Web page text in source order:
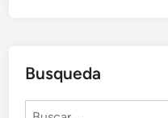
Busqueda
Buscar: